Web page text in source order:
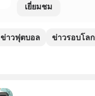
เยี่ยมชม
ข่าวฟุตบอล ข่าวรอบโลก